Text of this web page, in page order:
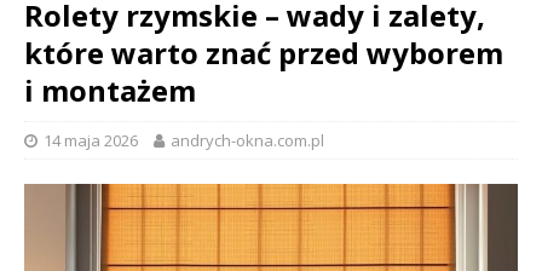
Rolety rzymskie – wady i zalety,
które warto znać przed wyborem
i montażem
14 maja 2026 andrych-okna.com.pl